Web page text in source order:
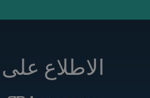
الاطلاع